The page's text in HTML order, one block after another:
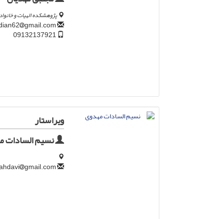
پژوهشکده الهیات و
gmail.com
ویراستار
نسیم السادات
gmail.com